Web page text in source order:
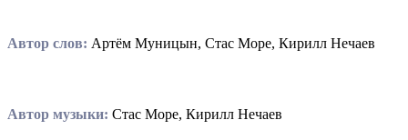
Автор слов: Артём Муницын, Стас Море, Кирилл Нечаев
Автор музыки: Стас Море, Кирилл Нечаев